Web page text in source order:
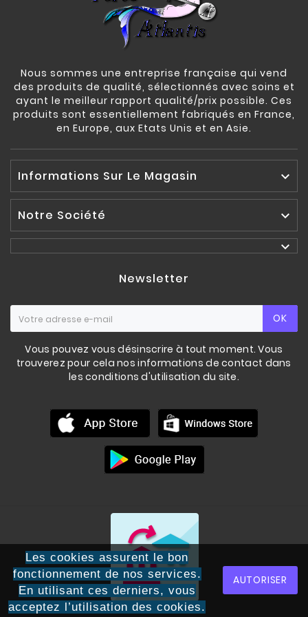
Les cookies assurent le bon
fonctionnement de nos services.
En utilisant ces derniers, vous
acceptez l’utilisation des cookies.
AUTORISER
KETTLEBELL
ENTRAINEMENT
115,00 €
Nous sommes une entreprise française qui vend
des produits de qualité, sélectionnés avec soins et
ayant le meilleur rapport qualité/prix possible. Ces
produits sont essentiellement fabriqués en France,
en Europe, aux Etats Unis et en Asie.
Informations Sur Le Magasin 
Notre Société


Newsletter
OK
Vous pouvez vous désinscrire à tout moment. Vous
trouverez pour cela nos informations de contact dans
les conditions d'utilisation du site.